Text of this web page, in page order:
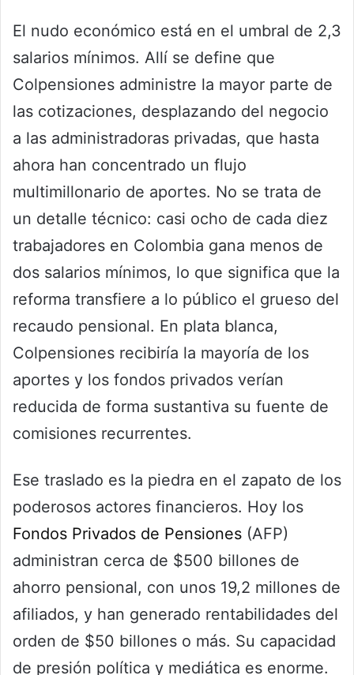
El nudo económico está en el umbral de 2,3
salarios mínimos. Allí se define que
Colpensiones administre la mayor parte de
las cotizaciones, desplazando del negocio
a las administradoras privadas, que hasta
ahora han concentrado un flujo
multimillonario de aportes. No se trata de
un detalle técnico: casi ocho de cada diez
trabajadores en Colombia gana menos de
dos salarios mínimos, lo que significa que la
reforma transfiere a lo público el grueso del
recaudo pensional. En plata blanca,
Colpensiones recibiría la mayoría de los
aportes y los fondos privados verían
reducida de forma sustantiva su fuente de
comisiones recurrentes.
Ese traslado es la piedra en el zapato de los
poderosos actores financieros. Hoy los
Fondos Privados de Pensiones (AFP)
administran cerca de $500 billones de
ahorro pensional, con unos 19,2 millones de
afiliados, y han generado rentabilidades del
orden de $50 billones o más. Su capacidad
de presión política y mediática es enorme.